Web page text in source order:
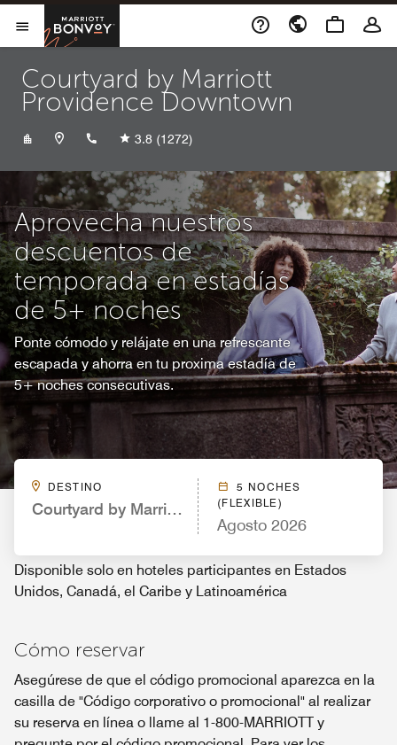
Skip to Content
Abrir el menú
Marriott Bonvoy
Courtyard by Marriott
Providence Downtown
+14012721191
3.8 (1272)
Aprovecha nuestros
descuentos de
temporada en estadías
de 5+ noches
Ponte cómodo y relájate en una refrescante
escapada y ahorra en tu proxima estadía de
5+ noches consecutivas.
DESTINO
Courtyard by Marriott Providence Downtown
5 NOCHES
(FLEXIBLE)
Agosto 2026
Disponible solo en hoteles participantes en Estados
Unidos, Canadá, el Caribe y Latinoamérica
Cómo reservar
Asegúrese de que el código promocional aparezca en la
casilla de "Código corporativo o promocional" al realizar
su reserva en línea o llame al 1-800-MARRIOTT y